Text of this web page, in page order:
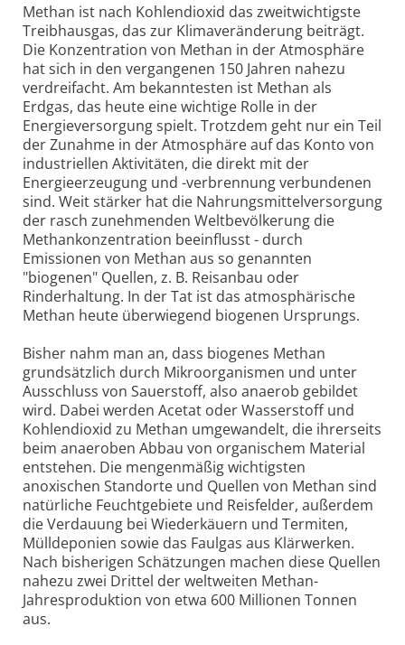
Methan ist nach Kohlendioxid das zweitwichtigste
Treibhausgas, das zur Klimaveränderung beiträgt.
Die Konzentration von Methan in der Atmosphäre
hat sich in den vergangenen 150 Jahren nahezu
verdreifacht. Am bekanntesten ist Methan als
Erdgas, das heute eine wichtige Rolle in der
Energieversorgung spielt. Trotzdem geht nur ein Teil
der Zunahme in der Atmosphäre auf das Konto von
industriellen Aktivitäten, die direkt mit der
Energieerzeugung und -verbrennung verbundenen
sind. Weit stärker hat die Nahrungsmittelversorgung
der rasch zunehmenden Weltbevölkerung die
Methankonzentration beeinflusst - durch
Emissionen von Methan aus so genannten
"biogenen" Quellen, z. B. Reisanbau oder
Rinderhaltung. In der Tat ist das atmosphärische
Methan heute überwiegend biogenen Ursprungs.
Bisher nahm man an, dass biogenes Methan
grundsätzlich durch Mikroorganismen und unter
Ausschluss von Sauerstoff, also anaerob gebildet
wird. Dabei werden Acetat oder Wasserstoff und
Kohlendioxid zu Methan umgewandelt, die ihrerseits
beim anaeroben Abbau von organischem Material
entstehen. Die mengenmäßig wichtigsten
anoxischen Standorte und Quellen von Methan sind
natürliche Feuchtgebiete und Reisfelder, außerdem
die Verdauung bei Wiederkäuern und Termiten,
Mülldeponien sowie das Faulgas aus Klärwerken.
Nach bisherigen Schätzungen machen diese Quellen
nahezu zwei Drittel der weltweiten Methan-
Jahresproduktion von etwa 600 Millionen Tonnen
aus.